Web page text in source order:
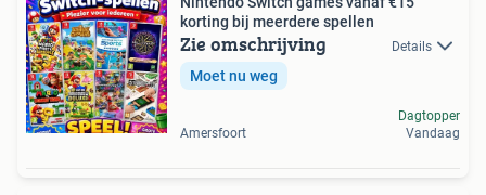
korting bij meerdere spellen
Zie omschrijving Details
Moet nu weg
Amersfoort
Dagtopper
Vandaag